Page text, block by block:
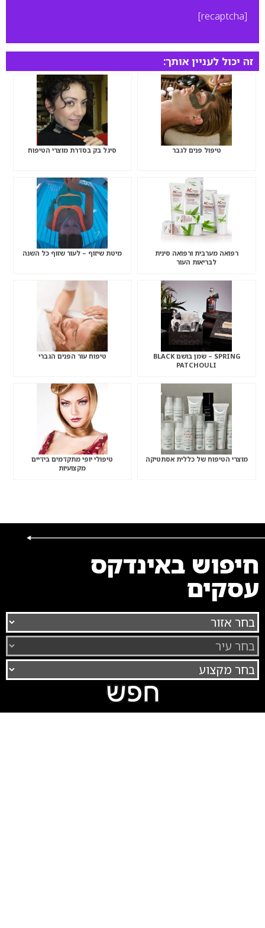
[recaptcha]
זה יכול לעניין אותך:
טיפול פנים לגבר סיגל בק בסדרת מוצרי הטיפוח
רפואה מערבית ורפואה סינית
לבריאות העור
מיטת שיזוף – לעור שזוף כל השנה
SPRING – שמן בושם BLACK
PATCHOULI
טיפוח עור הפנים הגברי
מוצרי הטיפוח של כללית אסתטיקה
טיפולי יופי מתקדמים בידיים
מקצועיות
חיפוש באינדקס
עסקים